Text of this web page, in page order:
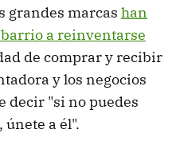
grandes marcas han
a reinventarse
de comprar y recibir
y los negocios
decir "si no puedes
a él".